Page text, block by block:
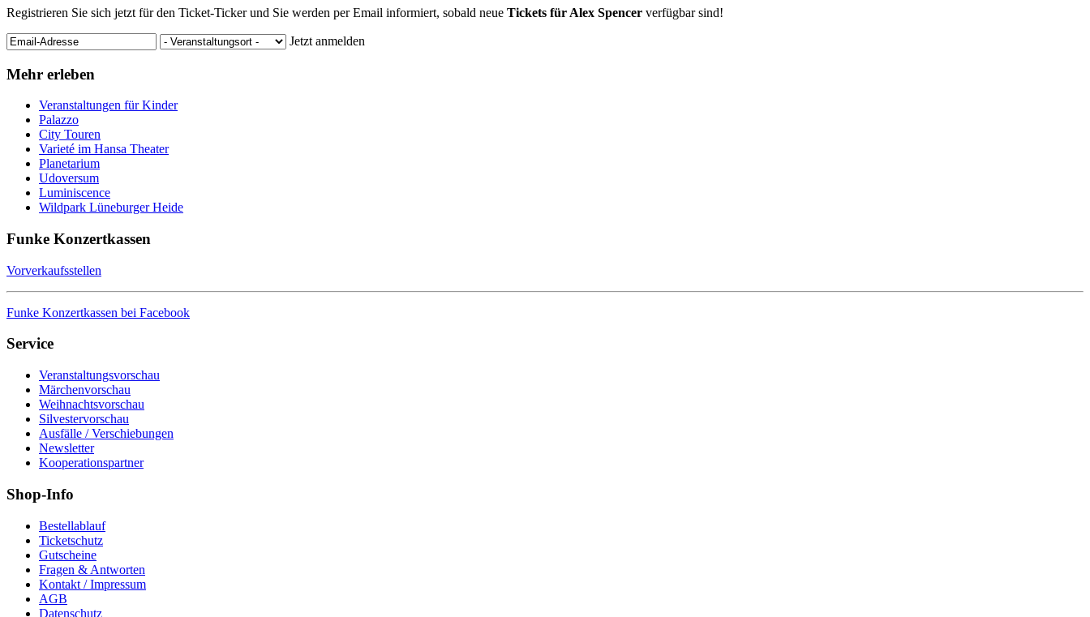
Registrieren Sie sich jetzt für den Ticket-Ticker und Sie werden per Email informiert, sobald neue Tickets für Alex Spencer verfügbar sind!
Jetzt anmelden
Mehr erleben
Veranstaltungen für Kinder
Palazzo
City Touren
Varieté im Hansa Theater
Planetarium
Udoversum
Luminiscence
Wildpark Lüneburger Heide
Funke Konzertkassen
Vorverkaufsstellen
Funke Konzertkassen bei Facebook
Service
Veranstaltungsvorschau
Märchenvorschau
Weihnachtsvorschau
Silvestervorschau
Ausfälle / Verschiebungen
Newsletter
Kooperationspartner
Shop-Info
Bestellablauf
Ticketschutz
Gutscheine
Fragen & Antworten
Kontakt / Impressum
AGB
Datenschutz